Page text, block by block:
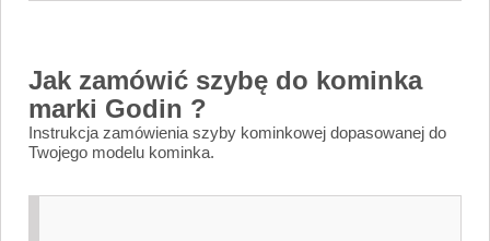
Jak zamówić szybę do kominka
marki Godin ?
Instrukcja zamówienia szyby kominkowej dopasowanej do
Twojego modelu kominka.